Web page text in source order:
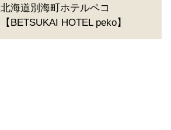
北海道別海町ホテルペコ
【BETSUKAI HOTEL peko】